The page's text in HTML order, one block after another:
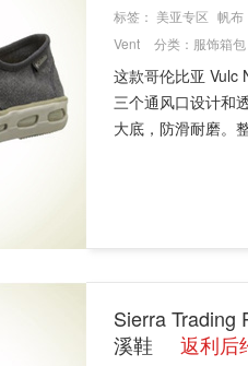
标签： 美亚专区 帆布
Vent
分类： 服饰箱包
这款哥伦比亚 Vulc
三个通风口设计和
大底，防滑耐磨。
Sierra Trading
溪鞋
返利后